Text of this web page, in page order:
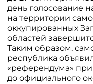
день голосование
на территории
оккупированных
областей
Таким образом,
республика
«референдума»
до официального